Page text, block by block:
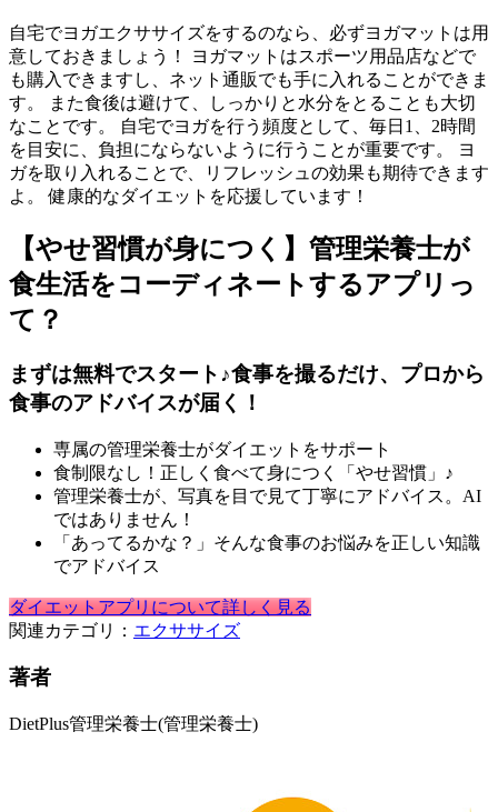
自宅でヨガエクササイズをするのなら、必ずヨガマットは用
意しておきましょう！ ヨガマットはスポーツ用品店などで
も購入できますし、ネット通販でも手に入れることができま
す。 また食後は避けて、しっかりと水分をとることも大切
なことです。 自宅でヨガを行う頻度として、毎日1、2時間
を目安に、負担にならないように行うことが重要です。 ヨ
ガを取り入れることで、リフレッシュの効果も期待できます
よ。 健康的なダイエットを応援しています！
【やせ習慣が身につく】管理栄養士が
食生活をコーディネートするアプリっ
て？
まずは無料でスタート♪食事を撮るだけ、プロから
食事のアドバイスが届く！
専属の管理栄養士がダイエットをサポート
食制限なし！正しく食べて身につく「やせ習慣」♪
管理栄養士が、写真を目で見て丁寧にアドバイス。AI
ではありません！
「あってるかな？」そんな食事のお悩みを正しい知識
でアドバイス
ダイエットアプリについて詳しく見る
関連カテゴリ： エクササイズ
著者
DietPlus管理栄養士(管理栄養士)